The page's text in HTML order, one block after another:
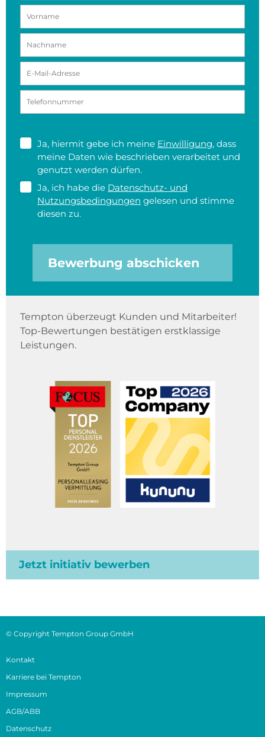
Ja, hiermit gebe ich meine Einwilligung, dass
meine Daten wie beschrieben verarbeitet und
genutzt werden dürfen.
Ja, ich habe die Datenschutz- und
Nutzungsbedingungen gelesen und stimme
diesen zu.
Bewerbung abschicken
Tempton überzeugt Kunden und Mitarbeiter!
Top-Bewertungen bestätigen erstklassige
Leistungen.
Jetzt initiativ bewerben
© Copyright Tempton Group GmbH
Kontakt
Karriere bei Tempton
Impressum
AGB/ABB
Datenschutz